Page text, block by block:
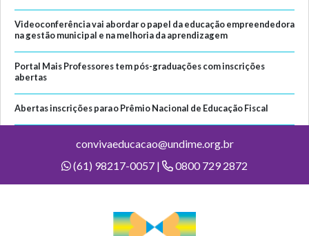
Videoconferência vai abordar o papel da educação empreendedora
na gestão municipal e na melhoria da aprendizagem
Portal Mais Professores tem pós-graduações com inscrições
abertas
Abertas inscrições para o Prêmio Nacional de Educação Fiscal
convivaeducacao@undime.org.br
(61) 98217-0057 |
0800 729 2872